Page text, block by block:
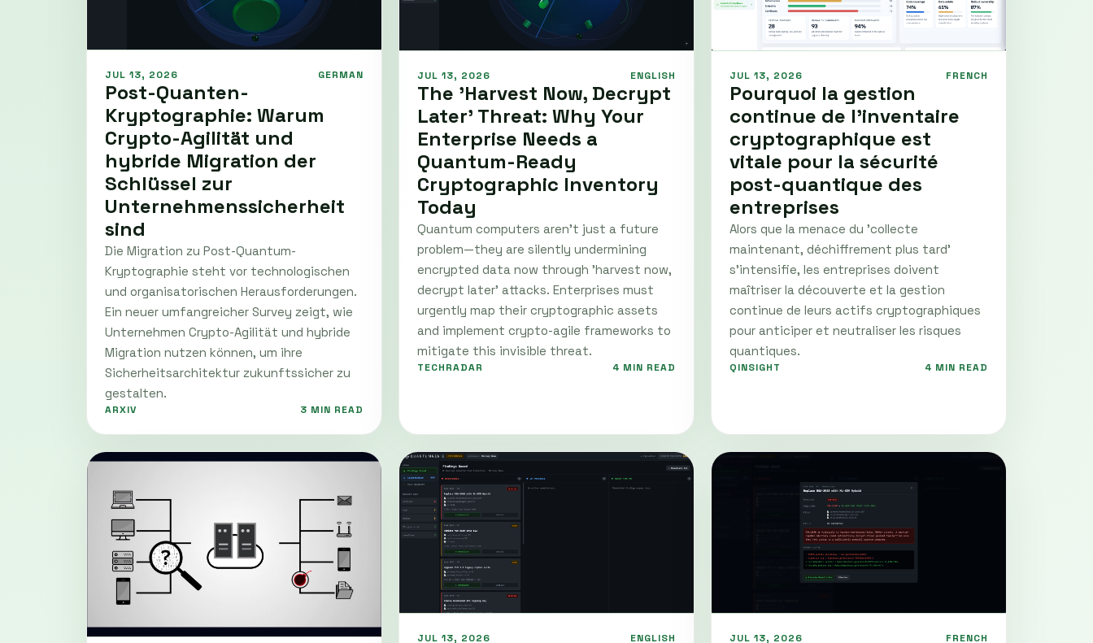
JUL 13, 2026 GERMAN
Post-Quanten-
Kryptographie: Warum
Crypto-Agilität und
hybride Migration der
Schlüssel zur
Unternehmenssicherheit
sind
Die Migration zu Post-Quantum-
Kryptographie steht vor technologischen
und organisatorischen Herausforderungen.
Ein neuer umfangreicher Survey zeigt, wie
Unternehmen Crypto-Agilität und hybride
Migration nutzen können, um ihre
Sicherheitsarchitektur zukunftssicher zu
gestalten.
ARXIV 3 MIN READ
JUL 13, 2026 ENGLISH
The 'Harvest Now, Decrypt
Later' Threat: Why Your
Enterprise Needs a
Quantum-Ready
Cryptographic Inventory
Today
Quantum computers aren't just a future
problem—they are silently undermining
encrypted data now through 'harvest now,
decrypt later' attacks. Enterprises must
urgently map their cryptographic assets
and implement crypto-agile frameworks to
mitigate this invisible threat.
TECHRADAR 4 MIN READ
JUL 13, 2026 FRENCH
Pourquoi la gestion
continue de l’inventaire
cryptographique est
vitale pour la sécurité
post-quantique des
entreprises
Alors que la menace du 'collecte
maintenant, déchiffrement plus tard'
s’intensifie, les entreprises doivent
maîtriser la découverte et la gestion
continue de leurs actifs cryptographiques
pour anticiper et neutraliser les risques
quantiques.
QINSIGHT 4 MIN READ
JUL 13, 2026 ENGLISH JUL 13, 2026 FRENCH